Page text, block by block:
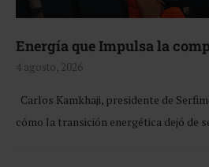
Energía que Impulsa la
4 agosto, 2026
Carlos Kamkhaji, presidente de
cómo la transición energética dejó de